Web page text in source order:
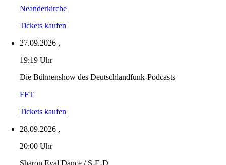
Neanderkirche
Tickets kaufen
27.09.2026 ,
19:19 Uhr
Die Bühnenshow des Deutschlandfunk-Podcasts
FFT
Tickets kaufen
28.09.2026 ,
20:00 Uhr
Sharon Eyal Dance / S-E-D